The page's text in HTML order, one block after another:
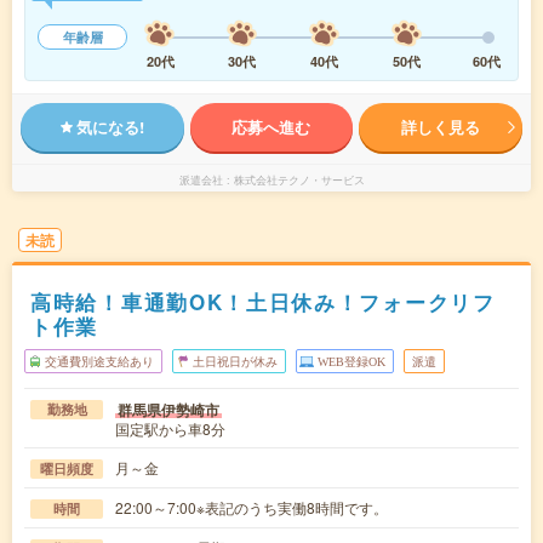
年齢層
20代
30代 40代 50代 60代
気になる! 応募へ進む 詳しく見る
派遣会社 株式会社テクノ・サービス
未読
高時給！車通勤OK！土日休み！フォークリフ
ト作業
交通費別途支給あり 土日祝日が休み WEB登録OK 派遣
勤務地 群馬県伊勢崎市
国定駅から車8分
曜日頻度 月～金
時間 22:00～7:00※表記のうち実働8時間です。